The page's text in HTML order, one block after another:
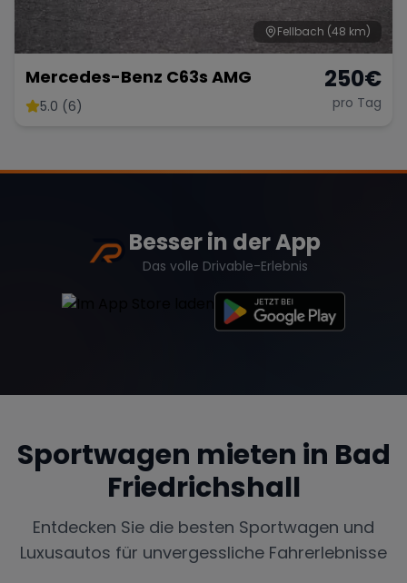
Fellbach (48 km)
Mercedes-Benz C63s AMG
5.0 (6)
250€
pro Tag
Besser in der App
Das volle Drivable-Erlebnis
Sportwagen mieten in Bad
Friedrichshall
Entdecken Sie die besten Sportwagen und
Luxusautos für unvergessliche Fahrerlebnisse